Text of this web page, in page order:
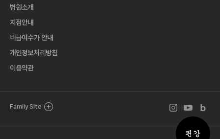
병원소개
지점안내
비급여수가 안내
개인정보처리방침
이용약관
Family Site 인스타그램 바로
유튜브 바로
블로그